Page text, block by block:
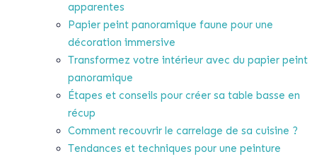
apparentes
Papier peint panoramique faune pour une
décoration immersive
Transformez votre intérieur avec du papier peint
panoramique
Étapes et conseils pour créer sa table basse en
récup
Comment recouvrir le carrelage de sa cuisine ?
Tendances et techniques pour une peinture